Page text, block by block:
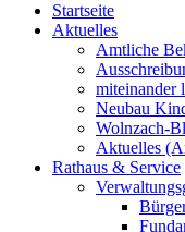
Startseite
Aktuelles
Amtliche
miteinander
Neubau
Wolnzach-
Aktuelles
Rathaus & Service